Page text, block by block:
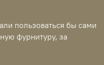
пользоваться бы сами
фурнитуру, за